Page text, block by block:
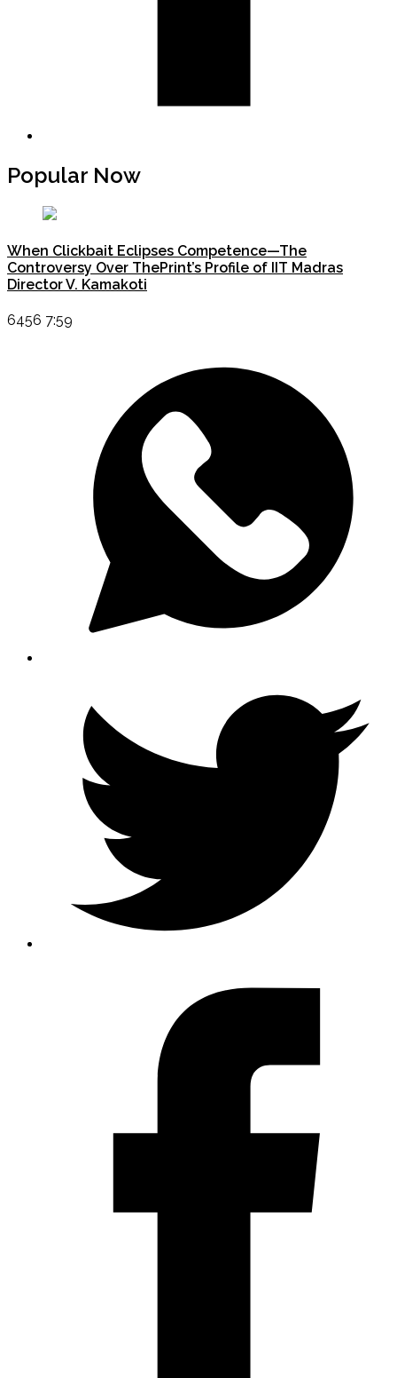
Popular Now
When Clickbait Eclipses Competence—The
Controversy Over ThePrint’s Profile of IIT Madras
Director V. Kamakoti
6456 7:59